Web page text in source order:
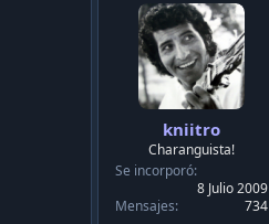
m
e
p
u
b
l
i
c
a
c
kniitro
Charanguista!
Se incorporó
8 Julio 2009
Mensajes
734